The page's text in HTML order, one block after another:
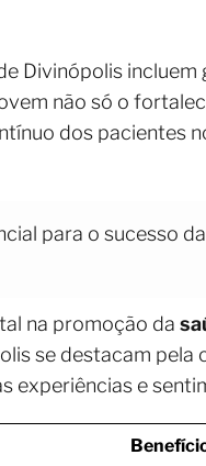
Divinópolis incluem
não só o
dos pacientes
para o sucesso
na promoção da
se destacam pela
experiências e